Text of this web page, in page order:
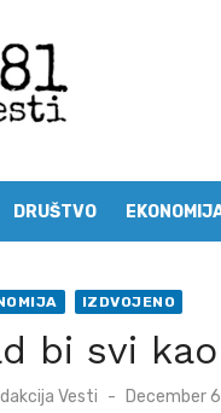
DRUŠTVO
IZDVOJENO
bi svi
Vesti
Posted
December